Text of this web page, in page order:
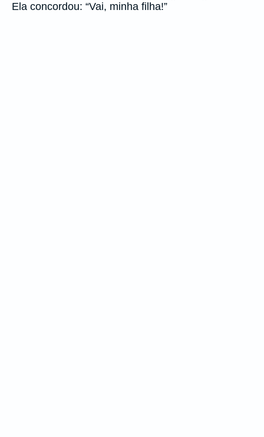
Ela concordou: “Vai, minha filha!”